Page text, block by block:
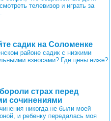
телевизор и играть за
садик на Соломенке
районе садик с низкими
взносами? Где цены ниже?
страх перед
сочинениями
никогда не были моей
и ребенку передалась моя